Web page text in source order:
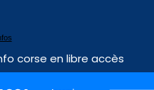
corse en libre accès